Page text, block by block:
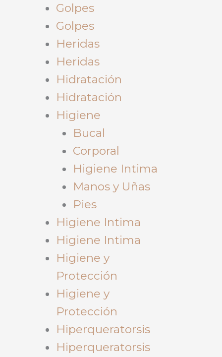
Golpes
Golpes
Heridas
Heridas
Hidratación
Hidratación
Higiene
Bucal
Corporal
Higiene Intima
Manos y Uñas
Pies
Higiene Intima
Higiene Intima
Higiene y
Protección
Higiene y
Protección
Hiperqueratorsis
Hiperqueratorsis